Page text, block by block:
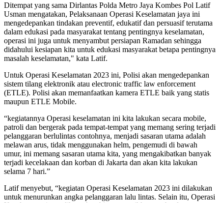
Ditempat yang sama Dirlantas Polda Metro Jaya Kombes Pol Latif
Usman mengatakan, Pelaksanaan Operasi Keselamatan jaya ini
mengedepankan tindakan preventif, edukatif dan persuasif terutama
dalam edukasi pada masyarakat tentang pentingnya keselamatan,
operasi ini juga untuk menyambut persiapan Ramadan sehingga
didahului kesiapan kita untuk edukasi masyarakat betapa pentingnya
masalah keselamatan," kata Latif.
Untuk Operasi Keselamatan 2023 ini, Polisi akan mengedepankan
sistem tilang elektronik atau electronic traffic law enforcement
(ETLE). Polisi akan memanfaatkan kamera ETLE baik yang statis
maupun ETLE Mobile.
“kegiatannya Operasi keselamatan ini kita lakukan secara mobile,
patroli dan bergerak pada tempat-tempat yang memang sering terjadi
pelanggaran berlulintas contohnya, menjadi sasaran utama adalah
melawan arus, tidak menggunakan helm, pengemudi di bawah
umur, ini memang sasaran utama kita, yang mengakibatkan banyak
terjadi kecelakaan dan korban di Jakarta dan akan kita lakukan
selama 7 hari.”
Latif menyebut, “kegiatan Operasi Keselamatan 2023 ini dilakukan
untuk menurunkan angka pelanggaran lalu lintas. Selain itu, Operasi